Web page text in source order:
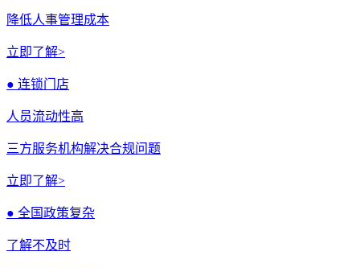
降低人事管理成本
立即了解>
● 连锁门店
人员流动性高
三方服务机构解决合规问题
立即了解>
● 全国政策复杂
了解不及时